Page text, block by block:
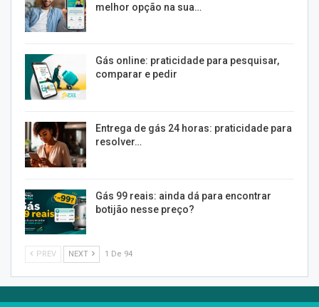
melhor opção na sua…
Gás online: praticidade para pesquisar,
comparar e pedir
Entrega de gás 24 horas: praticidade para
resolver…
Gás 99 reais: ainda dá para encontrar
botijão nesse preço?
PREV NEXT 1 De 94